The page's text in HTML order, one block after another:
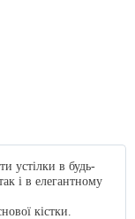
устілки в будь-
і в елегантному
кістки.